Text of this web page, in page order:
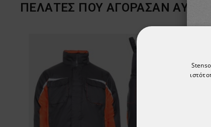
ΠΕΛΆΤΕΣ ΠΟΥ ΑΓΌΡΑΣΑΝ ΑΥΤΌ